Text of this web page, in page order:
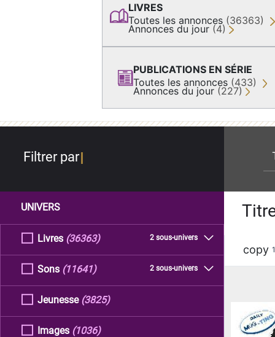
LIVRES
Toutes les annonces (36363)
Annonces du jour (4)
PUBLICATIONS EN SÉRIE
Toutes les annonces (433)
Annonces du jour (227)
Filtrer par
UNIVERS
Livres 2 sous-univers
(36363)
Sons 2 sous-univers
(11641)
Jeunesse (3825)
Images (1036)
copy